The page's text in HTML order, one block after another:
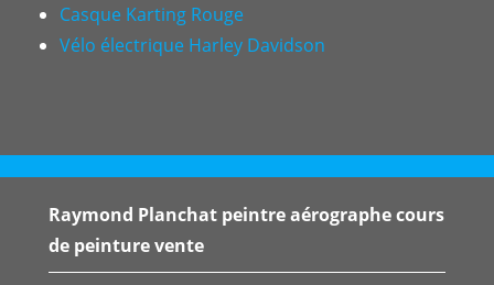
Casque Karting Rouge
Vélo électrique Harley Davidson
Raymond Planchat peintre aérographe cours
de peinture vente